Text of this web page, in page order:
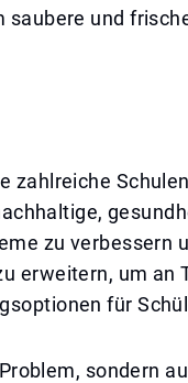
und
zahlreiche
zu verbessern
erweitern, um an
für
sondern